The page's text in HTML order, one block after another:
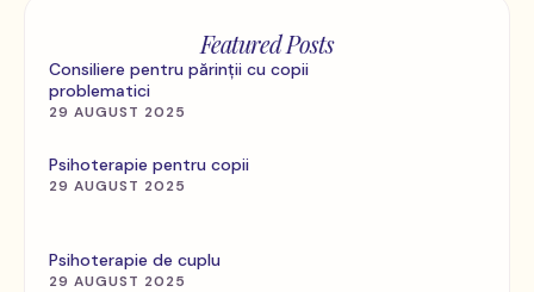
copii Peste mai …
Featured Posts
Consiliere pentru părinții cu copii
problematici
29 AUGUST 2025
Psihoterapie pentru copii
29 AUGUST 2025
Psihoterapie de cuplu
29 AUGUST 2025